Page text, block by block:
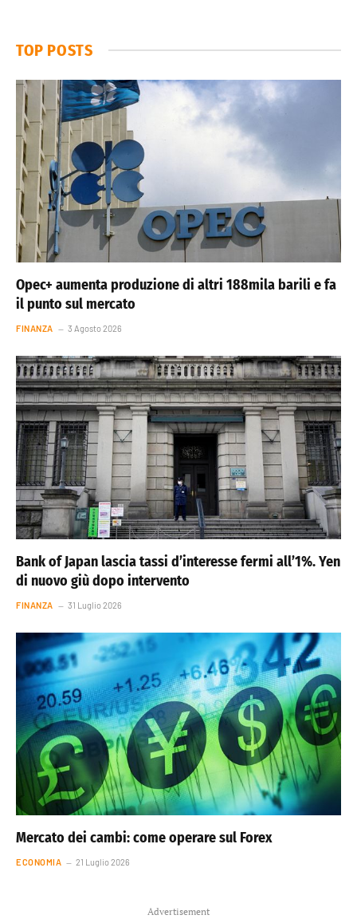
TOP POSTS
Opec+ aumenta produzione di altri 188mila barili e fa
il punto sul mercato
FINANZA 3 Agosto 2026
Bank of Japan lascia tassi d’interesse fermi all’1%. Yen
di nuovo giù dopo intervento
FINANZA 31 Luglio 2026
Mercato dei cambi: come operare sul Forex
ECONOMIA 21 Luglio 2026
Advertisement